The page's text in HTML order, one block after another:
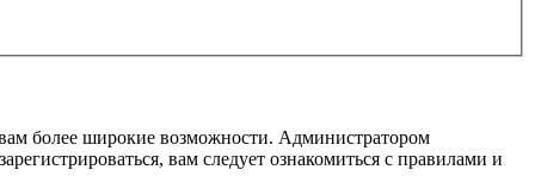
более широкие возможности. Администратором
вам следует ознакомиться с правилами и